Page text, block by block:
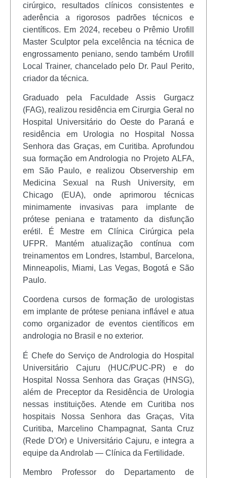
cirúrgico, resultados clínicos consistentes e
aderência a rigorosos padrões técnicos e
científicos. Em 2024, recebeu o Prêmio Urofill
Master Sculptor pela excelência na técnica de
engrossamento peniano, sendo também Urofill
Local Trainer, chancelado pelo Dr. Paul Perito,
criador da técnica.
Graduado pela Faculdade Assis Gurgacz
(FAG), realizou residência em Cirurgia Geral no
Hospital Universitário do Oeste do Paraná e
residência em Urologia no Hospital Nossa
Senhora das Graças, em Curitiba. Aprofundou
sua formação em Andrologia no Projeto ALFA,
em São Paulo, e realizou Observership em
Medicina Sexual na Rush University, em
Chicago (EUA), onde aprimorou técnicas
minimamente invasivas para implante de
prótese peniana e tratamento da disfunção
erétil. É Mestre em Clínica Cirúrgica pela
UFPR. Mantém atualização contínua com
treinamentos em Londres, Istambul, Barcelona,
Minneapolis, Miami, Las Vegas, Bogotá e São
Paulo.
Coordena cursos de formação de urologistas
em implante de prótese peniana inflável e atua
como organizador de eventos científicos em
andrologia no Brasil e no exterior.
É Chefe do Serviço de Andrologia do Hospital
Universitário Cajuru (HUC/PUC-PR) e do
Hospital Nossa Senhora das Graças (HNSG),
além de Preceptor da Residência de Urologia
nessas instituições. Atende em Curitiba nos
hospitais Nossa Senhora das Graças, Vita
Curitiba, Marcelino Champagnat, Santa Cruz
(Rede D'Or) e Universitário Cajuru, e integra a
equipe da Androlab — Clínica da Fertilidade.
Membro Professor do Departamento de